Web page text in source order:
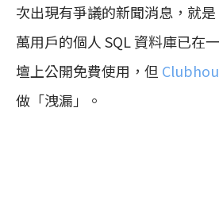
次出現有爭議的新聞消息，就
萬用戶的個人 SQL 資料庫已在
壇上公開免費使用，但
做「洩漏」。